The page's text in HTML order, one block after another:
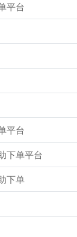
平台
平台
下单平台
下单